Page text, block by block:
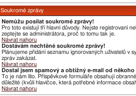
Soukromé zprávy
Nemůžu posílat soukromé zprávy!
Pro toto existují tři hlavní důvody. Nejste registrovaní
zeptejte se administrátora, proč to tomu tak je.
Návrat nahoru
Dostávám nechtěné soukromé zprávy!
Plánujeme přidání seznamu ignorovaných uživatelů v
zpráv zakázat.
Návrat nahoru
Dostal jsem spamový a obtížný e-mail od někoho
To je nám líto. Příspěvkové formuláře obsahují
důležité (kvůli hlavičce, která potřebné informace
Návrat nahoru